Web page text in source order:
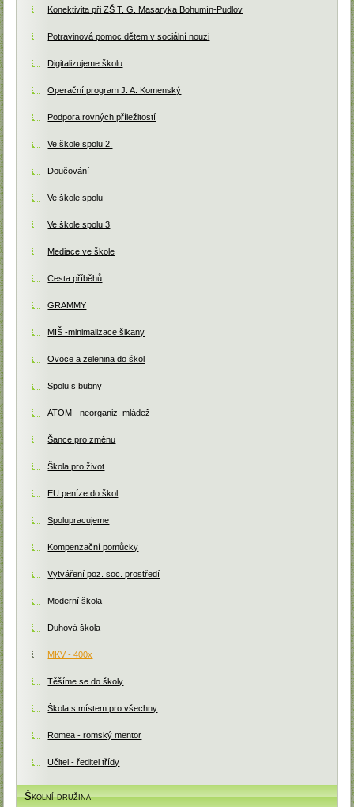
Konektivita při ZŠ T. G. Masaryka Bohumín-Pudlov
Potravinová pomoc dětem v sociální nouzi
Digitalizujeme školu
Operační program J. A. Komenský
Podpora rovných příležitostí
Ve škole spolu 2.
Doučování
Ve škole spolu
Ve škole spolu 3
Mediace ve škole
Cesta příběhů
GRAMMY
MIŠ -minimalizace šikany
Ovoce a zelenina do škol
Spolu s bubny
ATOM - neorganiz. mládež
Šance pro změnu
Škola pro život
EU peníze do škol
Spolupracujeme
Kompenzační pomůcky
Vytváření poz. soc. prostředí
Moderní škola
Duhová škola
MKV - 400x
Těšíme se do školy
Škola s místem pro všechny
Romea - romský mentor
Učitel - ředitel třídy
Školní družina